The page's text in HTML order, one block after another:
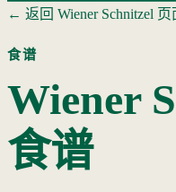
← 返回 Wiener Schnitzel 页
食谱
Wiener
食谱